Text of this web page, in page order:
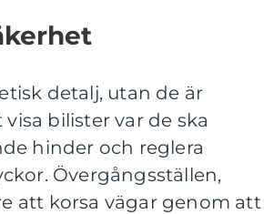
detalj, utan de är
bilister var de ska
hinder och reglera
Övergångsställen,
att korsa vägar genom att